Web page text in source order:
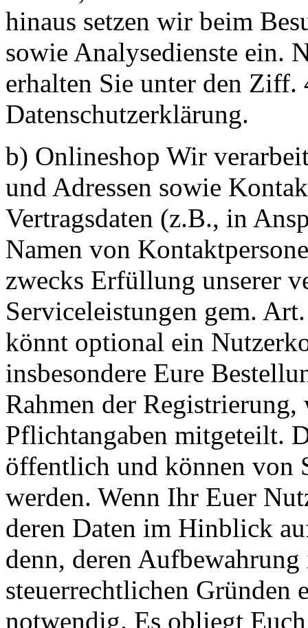
hinaus setzen wir beim
sowie Analysedienste ein.
erhalten Sie unter den Ziff.
Datenschutzerklärung.
b) Onlineshop Wir
und Adressen sowie
Vertragsdaten (z.B., in
Namen von
zwecks Erfüllung unserer
Serviceleistungen gem.
könnt optional ein
insbesondere Eure
Rahmen der
Pflichtangaben mitgeteilt.
öffentlich und können von
werden. Wenn Ihr Euer
deren Daten im Hinblick
denn, deren
steuerrechtlichen
notwendig. Es obliegt